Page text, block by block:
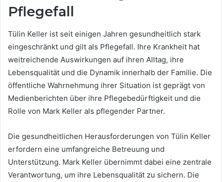
Pflegefall
Tülin Keller ist seit einigen Jahren gesundheitlich stark
eingeschränkt und gilt als Pflegefall. Ihre Krankheit hat
weitreichende Auswirkungen auf ihren Alltag, ihre
Lebensqualität und die Dynamik innerhalb der Familie. Die
öffentliche Wahrnehmung ihrer Situation ist geprägt von
Medienberichten über ihre Pflegebedürftigkeit und die
Rolle von Mark Keller als pflegender Partner.
Die gesundheitlichen Herausforderungen von Tülin Keller
erfordern eine umfangreiche Betreuung und
Unterstützung. Mark Keller übernimmt dabei eine zentrale
Verantwortung, um ihre Lebensqualität zu sichern. Die